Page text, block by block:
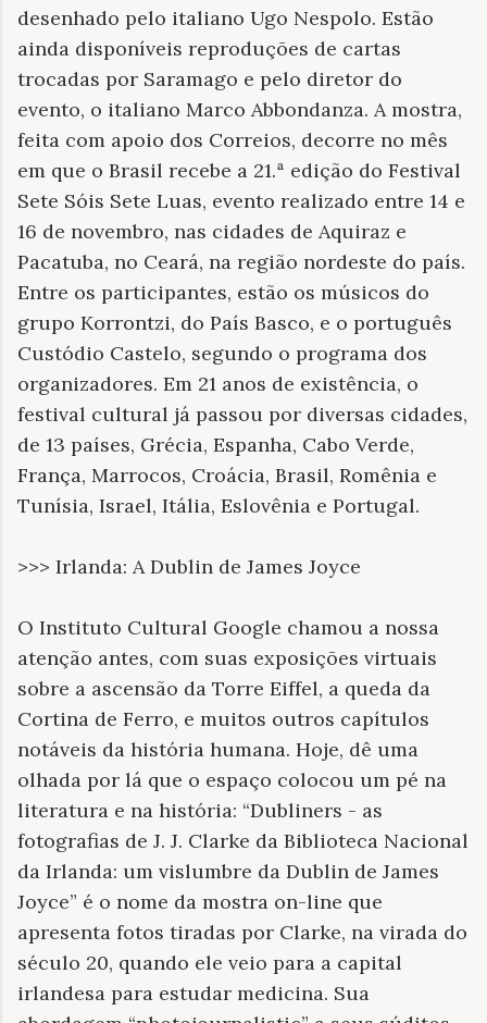
desenhado pelo italiano Ugo Nespolo. Estão
ainda disponíveis reproduções de cartas
trocadas por Saramago e pelo diretor do
evento, o italiano Marco Abbondanza. A mostra,
feita com apoio dos Correios, decorre no mês
em que o Brasil recebe a 21.ª edição do Festival
Sete Sóis Sete Luas, evento realizado entre 14 e
16 de novembro, nas cidades de Aquiraz e
Pacatuba, no Ceará, na região nordeste do país.
Entre os participantes, estão os músicos do
grupo Korrontzi, do País Basco, e o português
Custódio Castelo, segundo o programa dos
organizadores. Em 21 anos de existência, o
festival cultural já passou por diversas cidades,
de 13 países, Grécia, Espanha, Cabo Verde,
França, Marrocos, Croácia, Brasil, Romênia e
Tunísia, Israel, Itália, Eslovênia e Portugal.
>>> Irlanda: A Dublin de James Joyce
O Instituto Cultural Google chamou a nossa
atenção antes, com suas exposições virtuais
sobre a ascensão da Torre Eiffel, a queda da
Cortina de Ferro, e muitos outros capítulos
notáveis da história humana. Hoje, dê uma
olhada por lá que o espaço colocou um pé na
literatura e na história: “Dubliners - as
fotografias de J. J. Clarke da Biblioteca Nacional
da Irlanda: um vislumbre da Dublin de James
Joyce” é o nome da mostra on-line que
apresenta fotos tiradas por Clarke, na virada do
século 20, quando ele veio para a capital
irlandesa para estudar medicina. Sua